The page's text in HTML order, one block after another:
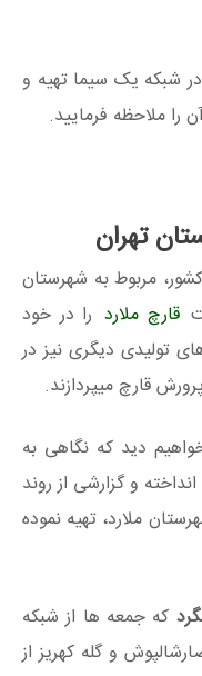
در شبکه یک سیما تهیه و
ملاحظه فرمایید.
تهران
مربوط به شهرستان
قارچ ملارد را در خود
تولیدی دیگری نیز در
قارچ میپردازند.
خواهیم دید که نگاهی به
و گزارشی از روند
ملارد، تهیه نموده
که جمعه ها از شبکه
و گله کهریز از